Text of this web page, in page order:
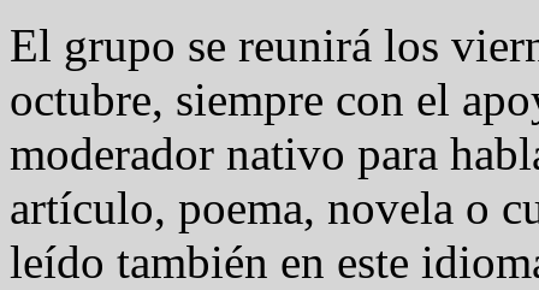
El grupo se reunirá los
octubre, siempre con el
moderador nativo para
artículo, poema, novela o
leído también en este